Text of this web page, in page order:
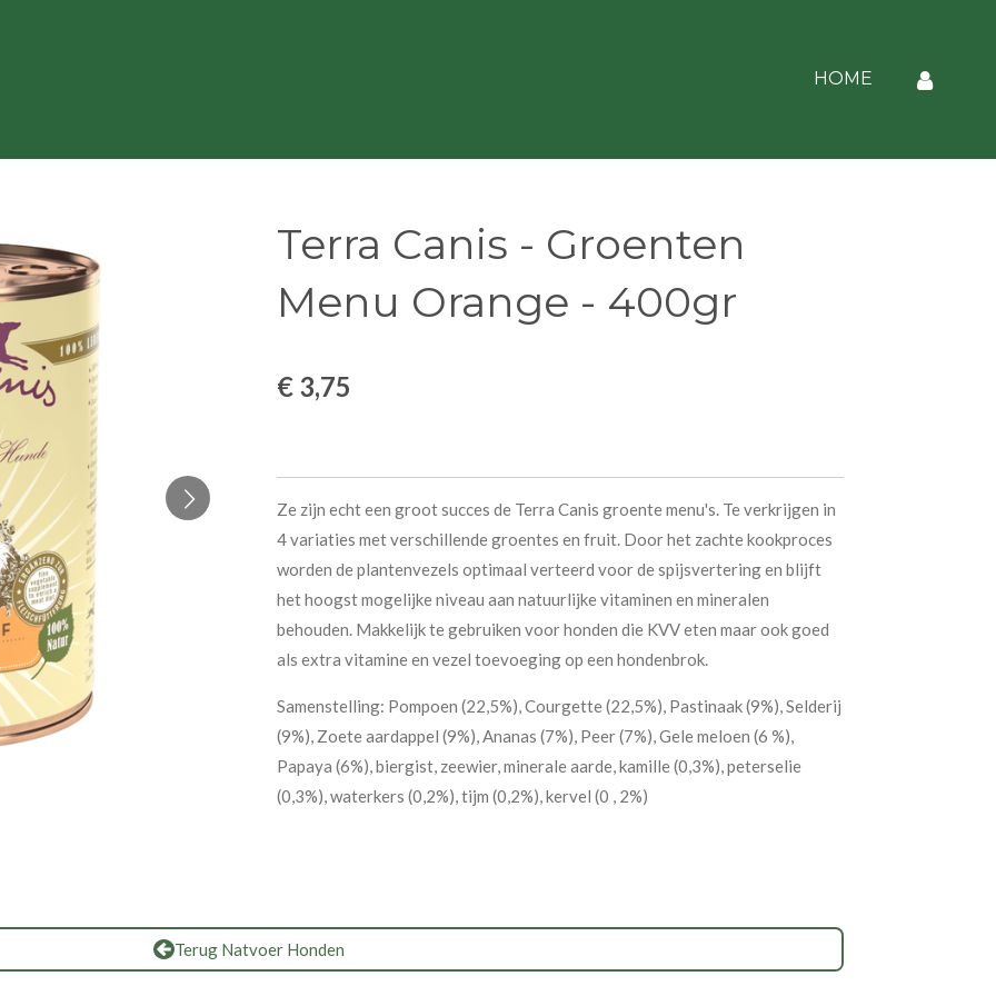
HOME
Terra Canis - Groenten
Menu Orange - 400gr
€ 3,75
Ze zijn echt een groot succes de Terra Canis groente menu's. Te verkrijgen in
4 variaties met verschillende groentes en fruit. Door het zachte kookproces
worden de plantenvezels optimaal verteerd voor de spijsvertering en blijft
het hoogst mogelijke niveau aan natuurlijke vitaminen en mineralen
behouden. Makkelijk te gebruiken voor honden die KVV eten maar ook goed
als extra vitamine en vezel toevoeging op een hondenbrok.
Samenstelling: Pompoen (22,5%), Courgette (22,5%), Pastinaak (9%), Selderij
(9%), Zoete aardappel (9%), Ananas (7%), Peer (7%), Gele meloen (6 %),
Papaya (6%), biergist, zeewier, minerale aarde, kamille (0,3%), peterselie
(0,3%), waterkers (0,2%), tijm (0,2%), kervel (0 , 2%)
Terug Natvoer Honden